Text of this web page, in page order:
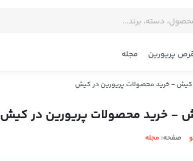
پریورین مجله
کیش - خرید محصولات پریورین در کیش
- خرید محصولات پریورین در کیش
صفحه: مجله